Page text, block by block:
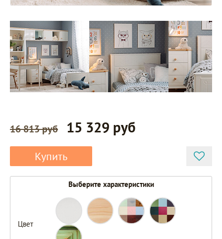
16 813 руб 15 329 руб
Купить
Выберите характеристики
Цвет